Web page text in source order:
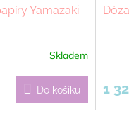
Yamazaki
Skladem
Do košíku 1